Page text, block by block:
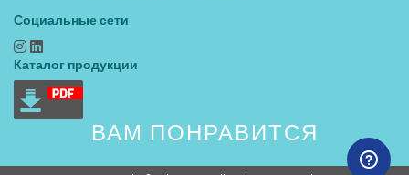
Социальные сети
Каталог продукции
ВАМ ПОНРАВИТСЯ